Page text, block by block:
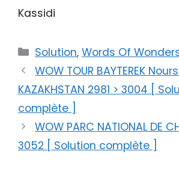
Kassidi
Catégories
Solution,Words Of
WOW TOUR BAYTEREK
KAZAKHSTAN 2981 > 3004 [
complète ]
WOW PARC NATIONAL DE
3052 [ Solution complète ]